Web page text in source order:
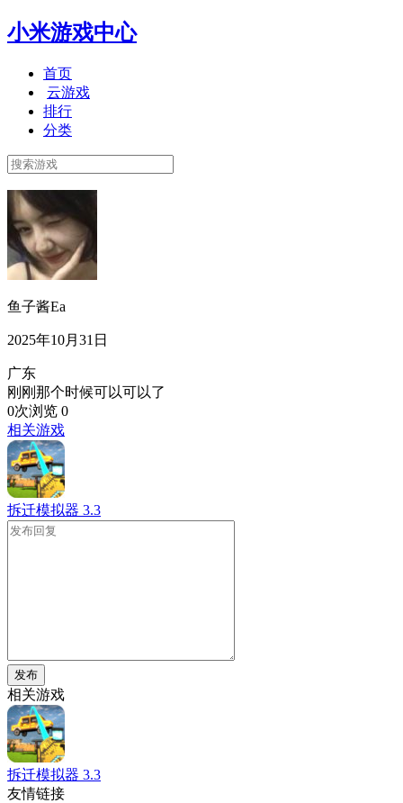
小米游戏中心
首页
云游戏
排行
分类
鱼子酱Ea
2025年10月31日
广东
刚刚那个时候可以可以了
0次浏览 0
相关游戏
拆迁模拟器 3.3
发布
相关游戏
拆迁模拟器 3.3
友情链接